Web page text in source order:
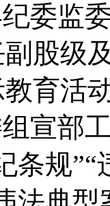
委监
股级
育活
宣部
条规